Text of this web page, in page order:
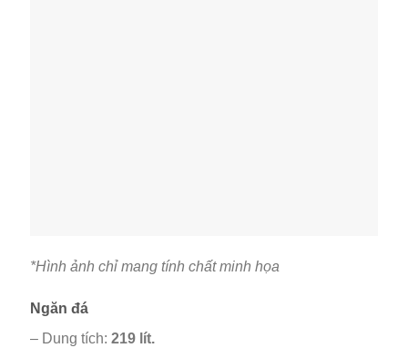
*Hình ảnh chỉ mang tính chất minh họa
Ngăn đá
– Dung tích: 219 lít.